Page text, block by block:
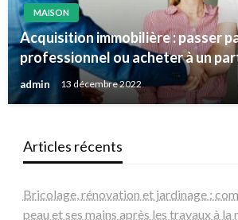
MAISON
Acquisition immobilière : passer
professionnel ou acheter à un
admin 13 décembre 2022
Articles récents
Bricolage, rénovation et jardinage :
peau et ses mains après les travaux à la